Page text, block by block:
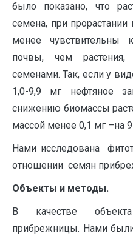
было показано, что
семена, при прорастании
менее чувствительны
почвы, чем
семенами. Так, если у
1,0-9,9 мг нефтяное
снижению биомассы
массой менее 0,1 мг –на
Нами исследована
отношении семян
Объекты и методы.
В качестве
прибрежницы. Нами